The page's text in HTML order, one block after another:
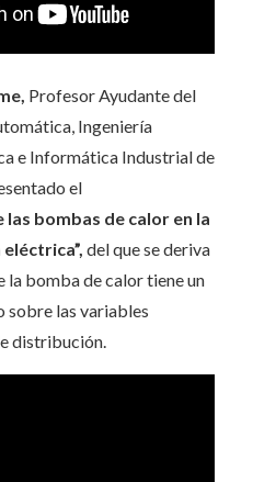
Profesor Ayudante del
Ingeniería
e Informática Industrial de
el
las bombas de calor en la
del que se deriva
la bomba de calor tiene un
las variables
distribución.